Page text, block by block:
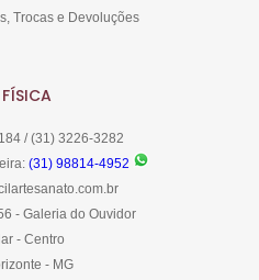
Trocas e Devoluções
/ (31) 3226-3282
(31) 98814-4952
- Galeria do Ouvidor
- Centro
- MG